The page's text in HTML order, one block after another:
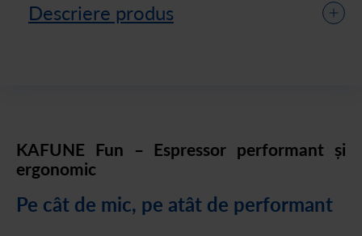
Descriere produs
KAFUNE Fun – Espressor performant și
ergonomic
Pe cât de mic, pe atât de performant